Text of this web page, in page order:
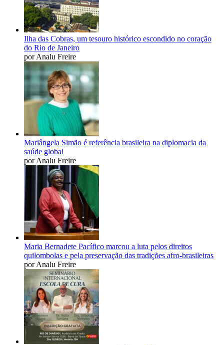
Ilha das Cobras, um tesouro histórico escondido no coração
do Rio de Janeiro
por Analu Freire
Mariângela Simão é referência brasileira na diplomacia da
saúde global
por Analu Freire
Maria Bernadete Pacífico marcou a luta pelos direitos
quilombolas e pela preservação das tradições afro-brasileiras
por Analu Freire